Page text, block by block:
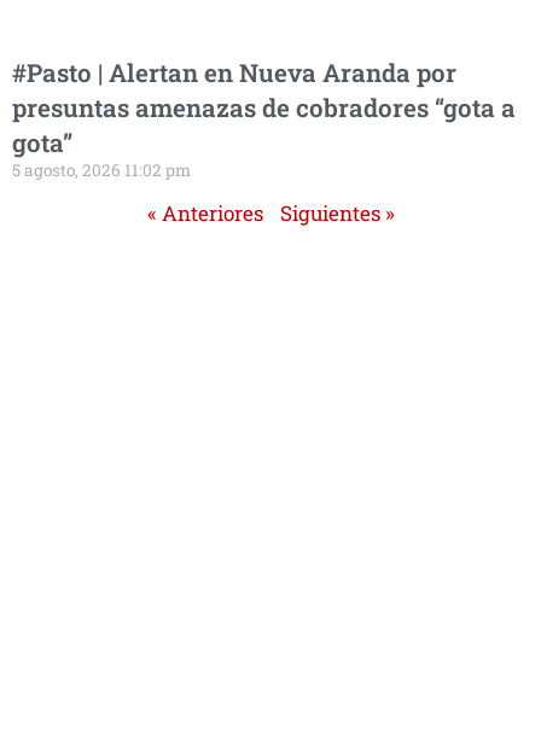
#Pasto | Alertan en Nueva Aranda por
presuntas amenazas de cobradores “gota a
gota”
5 agosto, 2026 11:02 pm
« Anteriores Siguientes »